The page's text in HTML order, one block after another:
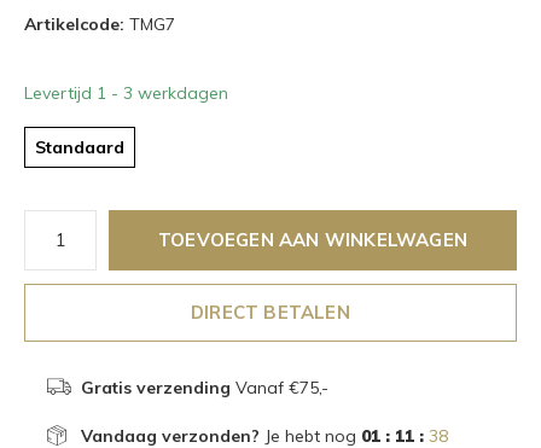
Artikelcode: TMG7
Levertijd 1 - 3 werkdagen
Standaard
TOEVOEGEN AAN WINKELWAGEN
DIRECT BETALEN
Gratis verzending Vanaf €75,-
Vandaag verzonden? Je hebt nog 01 : 11 : 38